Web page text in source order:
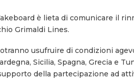
è lieta di comunicare il
Grimaldi Lines.
usufruire di condizioni
Sicilia, Spagna, Grecia e
della partecipazione ad